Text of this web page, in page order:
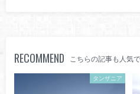
RECOMMEND こちらの記事も人気で
タンザニア